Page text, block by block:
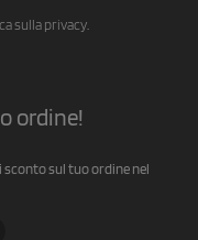
sulla privacy
ordine!
sconto sul tuo ordine nel